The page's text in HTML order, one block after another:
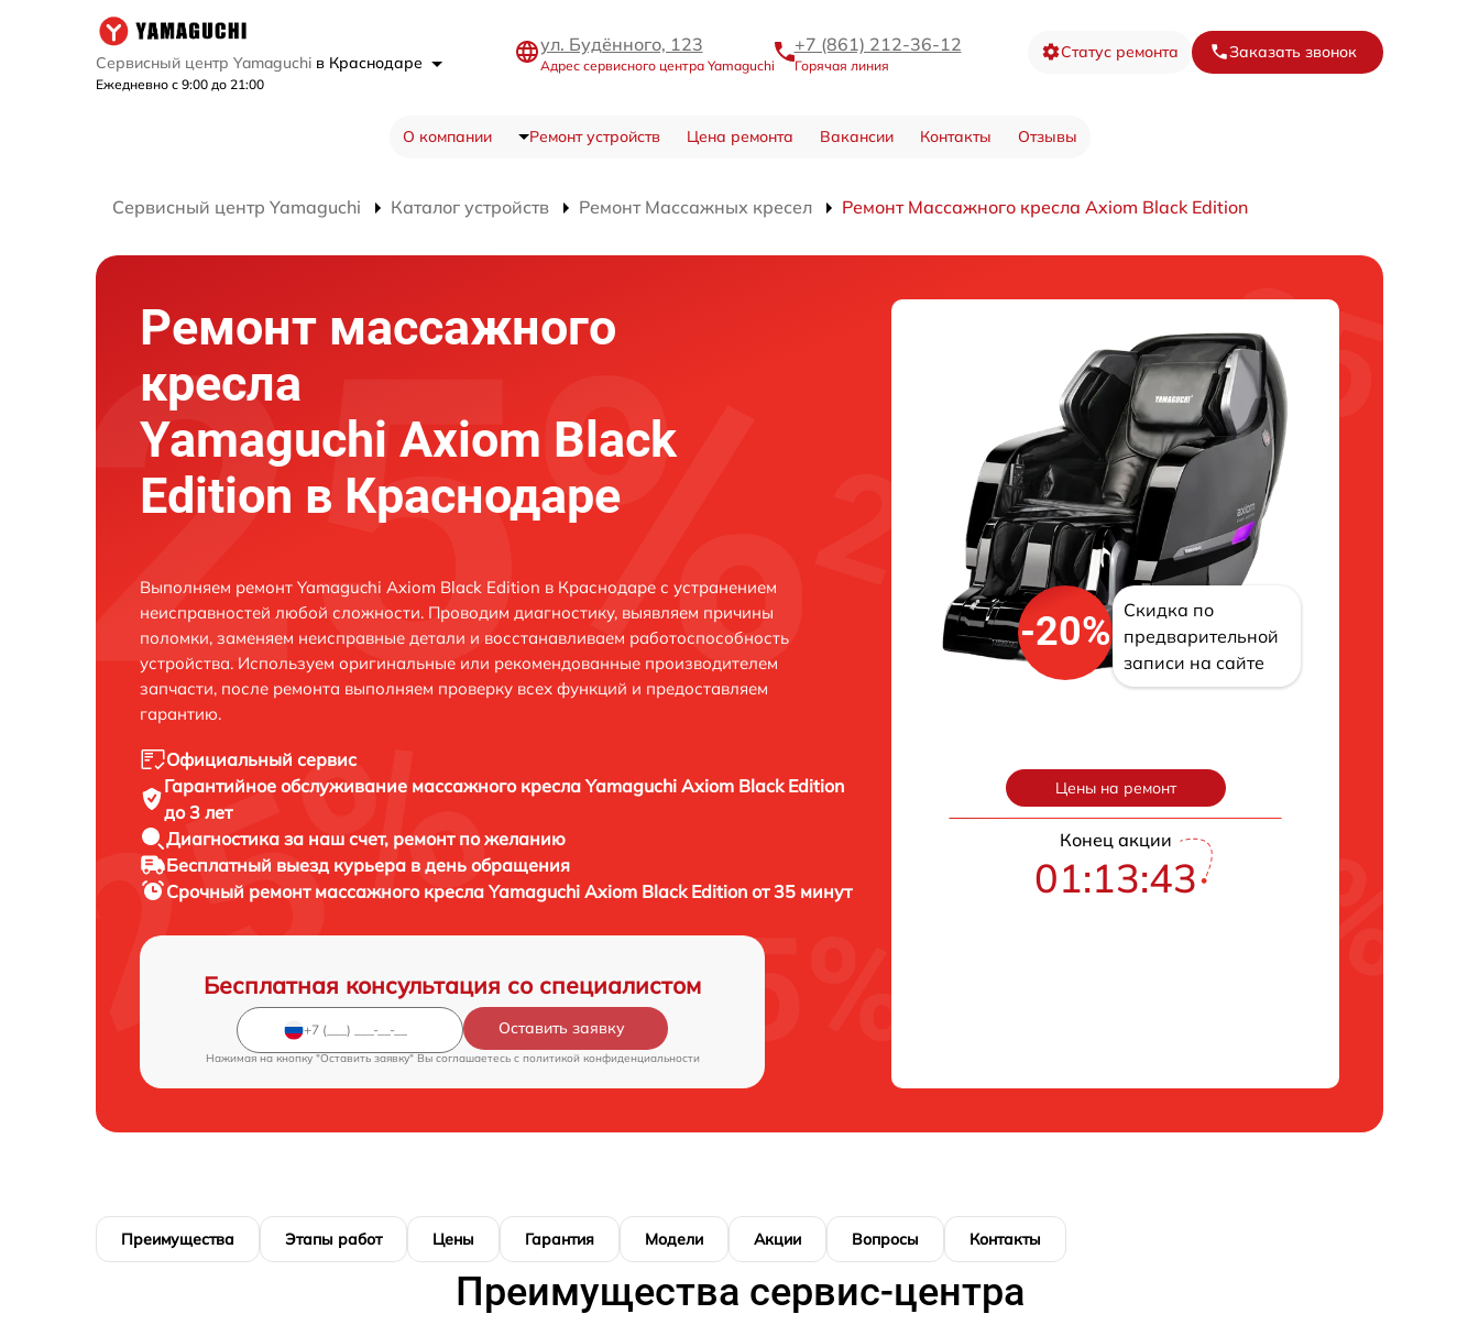
Сервисный центр Yamaguchi в Краснодаре
Ежедневно с 9:00 до 21:00
ул. Будённого, 123
Адрес сервисного центра Yamaguchi
+7 (861) 212-36-12
Горячая линия
Статус ремонта Заказать звонок
О компании Ремонт устройств Цена ремонта Вакансии Контакты Отзывы
Сервисный центр Yamaguchi Каталог устройств Ремонт Массажных кресел Ремонт Массажного кресла Axiom Black Edition
Ремонт массажного
кресла
Yamaguchi Axiom Black
Edition в Краснодаре
Выполняем ремонт Yamaguchi Axiom Black Edition в Краснодаре с устранением
неисправностей любой сложности. Проводим диагностику, выявляем причины
поломки, заменяем неисправные детали и восстанавливаем работоспособность
устройства. Используем оригинальные или рекомендованные производителем
запчасти, после ремонта выполняем проверку всех функций и предоставляем
гарантию.
Официальный сервис
Гарантийное обслуживание массажного кресла Yamaguchi Axiom Black Edition
до 3 лет
Диагностика за наш счет, ремонт по желанию
Бесплатный выезд курьера в день обращения
Срочный ремонт массажного кресла Yamaguchi Axiom Black Edition от 35 минут
Бесплатная консультация со специалистом
Оставить заявку
Нажимая на кнопку "Оставить заявку" Вы соглашаетесь c политикой конфиденциальности
-20%
Скидка по
предварительной
записи на сайте
Цены на ремонт
Конец акции
01:13:42
Преимущества Этапы работ Цены Гарантия Модели Акции Вопросы Контакты
Преимущества сервис-центра